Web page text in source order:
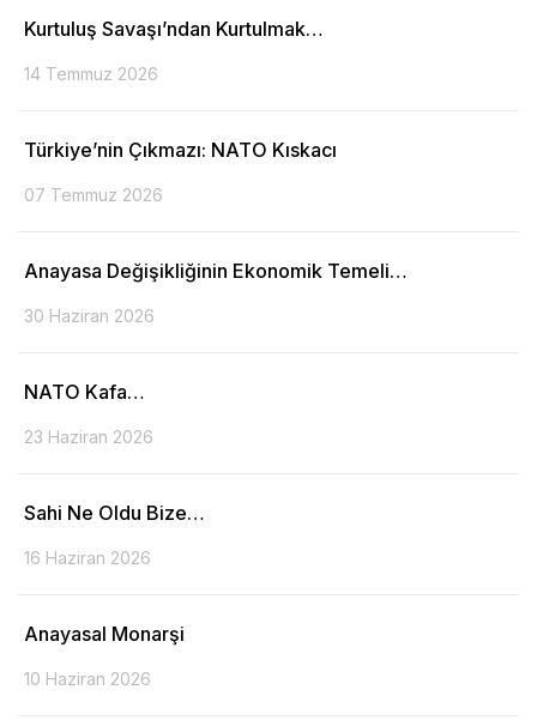
Kurtuluş Savaşı’ndan Kurtulmak…
14 Temmuz 2026
Türkiye’nin Çıkmazı: NATO Kıskacı
07 Temmuz 2026
Anayasa Değişikliğinin Ekonomik Temeli…
30 Haziran 2026
NATO Kafa…
23 Haziran 2026
Sahi Ne Oldu Bize…
16 Haziran 2026
Anayasal Monarşi
10 Haziran 2026